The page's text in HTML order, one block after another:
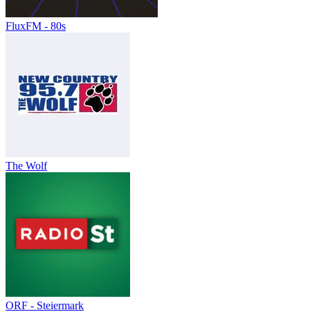
FluxFM - 80s
The Wolf
ORF - Steiermark